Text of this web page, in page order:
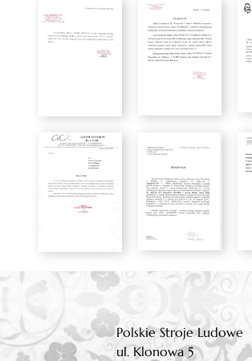
Polskie Stroje Ludowe
ul. Klonowa 5